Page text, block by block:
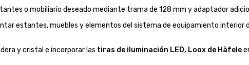
o mobiliario deseado mediante trama de 128 mm y adaptador
estantes, muebles y elementos del sistema de equipamiento interior
y cristal e incorporar las tiras de iluminación LED, Loox de Häfele